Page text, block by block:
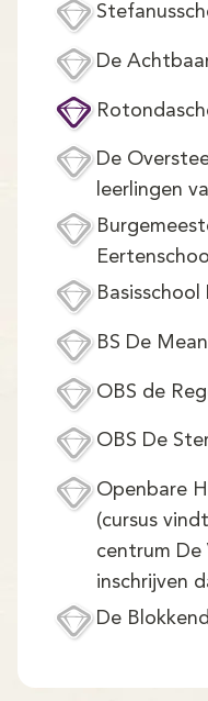
De
De
leerlingen
BS De
OBS de
OBS De
Openbare
(cursus
centrum De
inschrijven
De